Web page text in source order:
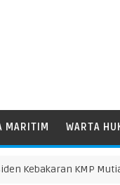
MARITIM WARTA
KMP Mutiara